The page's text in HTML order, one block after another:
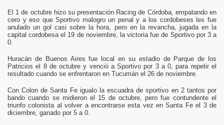
El 1 de octubre hizo su presentación Racing de Córdoba, empatando en
cero y eso que Sportivo malogro un penal y a los cordobeses les fue
anulado un gol casi sobre la hora, pero en la revancha, jugada en la
capital cordobesa el 19 de noviembre, la victoria fue de Sportivo por 3 a
0.
Huracán de Buenos Aires fue local en su estadio de Parque de los
Patricios el 8 de octubre y venció a Sportivo por 3 a 0, para repetir el
resultado cuando se enfrentaron en Tucumán el 26 de noviembre.
Con Colon de Santa Fe igualo la escuadra de sportivo en 2 tantos por
bando cuando se midieron el 15 de octubre, pero fue contundente el
triunfo colonista al volver a encontrarse esta vez en Santa Fe el 3 de
diciembre, ganado por 5 a 0.